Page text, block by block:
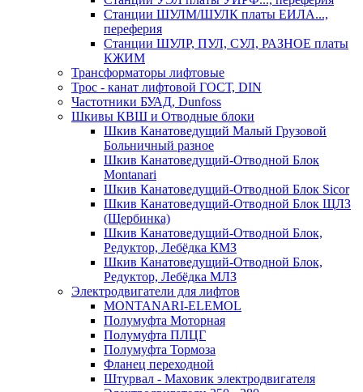
Станции ШУЛМ/ШУЛК платы ЕИЛА...,
переферия
Станции ШУЛР, ПУЛ, СУЛ, РАЗНОЕ платы
КЖИМ
Трансформаторы лифтовые
Трос - канат лифтовой ГОСТ, DIN
Частотники БУАД, Dunfoss
Шкивы КВШ и Отводные блоки
Шкив Канатоведущий Малый Грузовой
Больничный разное
Шкив Канатоведущий-Отводной Блок
Montanari
Шкив Канатоведущий-Отводной Блок Sicor
Шкив Канатоведущий-Отводной Блок ЩЛЗ
(Щербинка)
Шкив Канатоведущий-Отводной Блок,
Редуктор, Лебёдка КМЗ
Шкив Канатоведущий-Отводной Блок,
Редуктор, Лебёдка МЛЗ
Электродвигатели для лифтов
MONTANARI-ELEMOL
Полумуфта Моторная
Полумуфта ПЛЦГ
Полумуфта Тормоза
Фланец переходной
Штурвал - Маховик электродвигателя